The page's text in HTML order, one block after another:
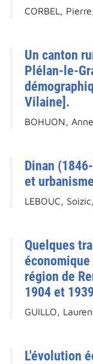
CORBEL,
Un canton
Plélan-le-
Vilaine].
BOHUON,
Dinan
et
LEBOUC,
Quelques
région de
1904 et
GUILLO,
L'évolution